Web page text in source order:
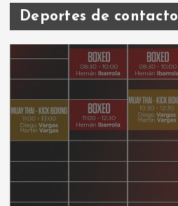
Deportes de contacto